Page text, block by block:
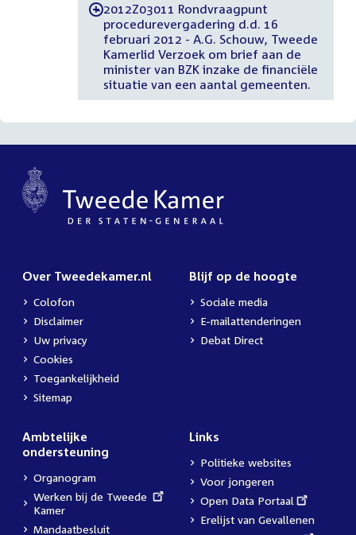
-2012Z03011 Rondvraagpunt
procedurevergadering d.d. 16
februari 2012 - A.G. Schouw, Tweede
Kamerlid Verzoek om brief aan de
minister van BZK inzake de financiële
situatie van een aantal gemeenten.
Over Tweedekamer.nl
Colofon
Disclaimer
Uw privacy
Cookies
Toegankelijkheid
Sitemap
Blijf op de hoogte
Sociale media
E-mailattenderingen
Debat Direct
Ambtelijke
ondersteuning
Organogram
External
link:
Werken bij de Tweede
Kamer
Mandaatbesluit
Links
Politieke websites
Voor jongeren
External
link:
Open Data Portaal
Erelijst van Gevallenen